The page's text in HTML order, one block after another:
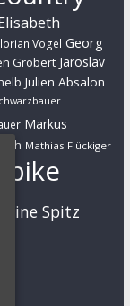
Vogel Georg
Grobert Jaroslav
Julien Absalon
Markus
Mathias Flückiger
Spitz